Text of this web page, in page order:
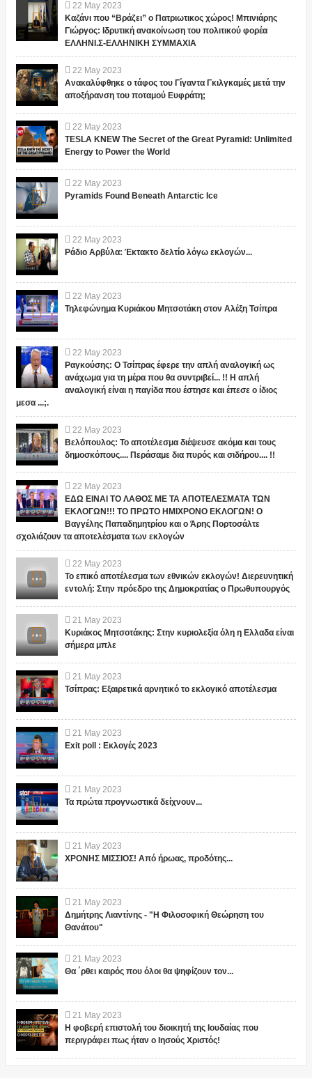
22 May 2023
Καζάνι που “Βράζει” ο Πατριωτικος χώρος! Μπινιάρης
Γιώργος: Ιδρυτική ανακοίνωση του πολιτικού φορέα
ΕΛΛΗΝΙ.Σ-ΕΛΛΗΝΙΚΗ ΣΥΜΜΑΧΙΑ
22 May 2023
Ανακαλύφθηκε ο τάφος του Γίγαντα Γκιλγκαμές μετά την
αποξήρανση του ποταμού Ευφράτη;
22 May 2023
TESLA KNEW The Secret of the Great Pyramid: Unlimited
Energy to Power the World
22 May 2023
Pyramids Found Beneath Antarctic Ice
22 May 2023
Ράδιο Αρβύλα: Έκτακτο δελτίο λόγω εκλογών...
22 May 2023
Τηλεφώνημα Κυριάκου Μητσοτάκη στον Αλέξη Τσίπρα
22 May 2023
Ραγκούσης: Ο Τσίπρας έφερε την απλή αναλογική ως
ανάχωμα για τη μέρα που θα συντριβεί... !! Η απλή
αναλογική είναι η παγίδα που έστησε και έπεσε ο ίδιος
μεσα ...;.
22 May 2023
Βελόπουλος: Το αποτέλεσμα διέψευσε ακόμα και τους
δημοσκόπους.... Περάσαμε δια πυρός και σιδήρου.... !!
22 May 2023
ΕΔΩ ΕΙΝΑΙ ΤΟ ΛΑΘΟΣ ΜΕ ΤΑ ΑΠΟΤΕΛΕΣΜΑΤΑ ΤΩΝ
ΕΚΛΟΓΩΝ!!! ΤΟ ΠΡΩΤΟ ΗΜΙΧΡΟΝΟ ΕΚΛΟΓΩΝ! Ο
Βαγγέλης Παπαδημητρίου και ο Άρης Πορτοσάλτε
σχολιάζουν τα αποτελέσματα των εκλογών
22 May 2023
Το επικό αποτέλεσμα των εθνικών εκλογών! Διερευνητική
εντολή: Στην πρόεδρο της Δημοκρατίας ο Πρωθυπουργός
21 May 2023
Κυριάκος Μητσοτάκης: Στην κυριολεξία όλη η Ελλαδα είναι
σήμερα μπλε
21 May 2023
Τσίπρας: Εξαιρετικά αρνητικό το εκλογικό αποτέλεσμα
21 May 2023
Exit poll : Εκλογές 2023
21 May 2023
Τα πρώτα προγνωστικά δείχνουν...
21 May 2023
ΧΡΟΝΗΣ ΜΙΣΣΙΟΣ! Από ήρωας, προδότης...
21 May 2023
Δημήτρης Λιαντίνης - "Η Φιλοσοφική Θεώρηση του
Θανάτου"
21 May 2023
Θα ΄ρθει καιρός που όλοι θα ψηφίζουν τον...
21 May 2023
Η φοβερή επιστολή του διοικητή της Ιουδαίας που
περιγράφει πως ήταν ο Ιησούς Χριστός!